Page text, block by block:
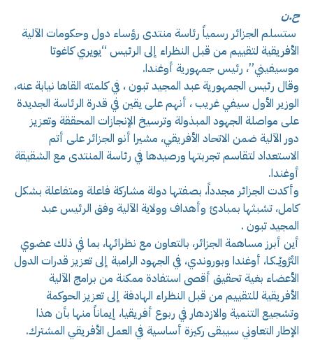
ح.ن
ستسلم الجزائر رسمياً رئاسة منتدى رؤساء دول وحكومات الآلية
الأفريقية لتقييم من قبل النظراء إلى الرئيس “يويري كاغوتا
موسيفيني”، رئيس جمهورية أوغندا.
وقال رئيس الجمهورية عبد المجيد تبون ، في كلمته القاها نيابة عنه،
الوزير الأول سيفي غريب ، أنهم على يقين في قدرة الرئاسة الجديدة
على مواصلة الجهود المبذولة وترسيخ الإنجازات المحققة وتعزيز
دور الآلية ضمن الاتحاد الأفريقي، مشيرا أنو الجزائر على أتم
الاستعداد لتقاسم تجربتها ورصيدها في رئاسة المنتدى مع الشقيقة
أوغندا.
وأكدت الجزائر مجدداً، بصفتها دولة مشاركة فاعلة ومتفاعلة بشكل
كامل، تشبثها بمبادئ وأهداف وولاية الآلية وفق الرئيس عبد
المجيد تبون .
أين أبرز مساهمة الجزائر، بالتعاون مع نظرائها، بما في ذلك عضوي
التْرُويْــكـا، أوغندا وبوروندي، في الجهود الرامية إلى تعزيز قدرات الدول
الأعضاء بغية تحقيق أقصى استفادة ممكنة من برامج الآلية
الأفريقية للتقييم من قبل النظراء الهادفة إلى تعزيز الحوكمة
وتشجيع التنمية والازدهار في ربوع أفريقيا، إيماناً منها بأن هذا
الإطار التعاوني سيبقى ركيزة أساسية في العمل الأفريقي المشترك.